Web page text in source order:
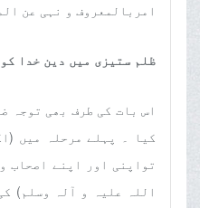
امربالمعروف و نہی عن
ظلم ستیزی میں دین خدا
اس بات کی طرف بھی توجہ
کیا ۔ پہلے مرحلہ میں
تواپنی اور اپنے اصحاب
اللہ علیہ و آلہ وسلم)